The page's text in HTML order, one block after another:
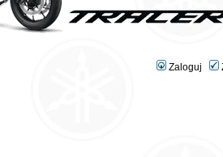
Zaloguj